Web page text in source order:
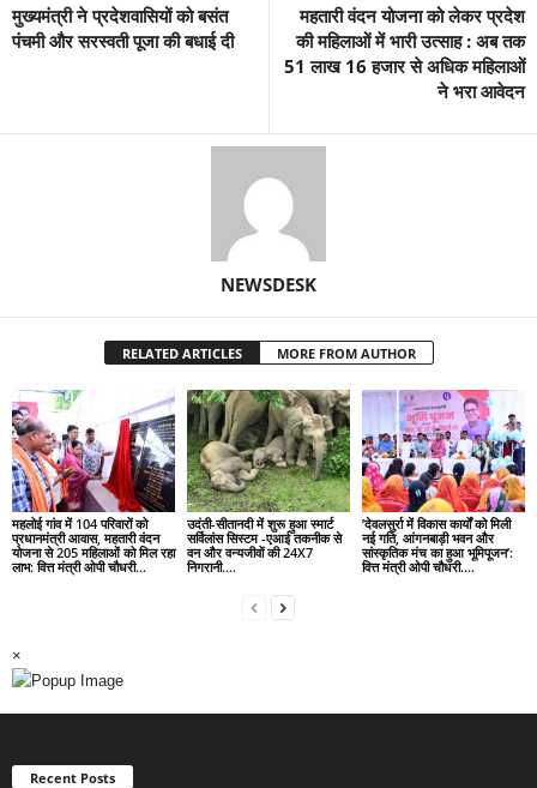
मुख्यमंत्री ने प्रदेशवासियों को बसंत
पंचमी और सरस्वती पूजा की बधाई दी
महतारी वंदन योजना को लेकर प्रदेश
की महिलाओं में भारी उत्साह : अब तक
51 लाख 16 हजार से अधिक महिलाओं
ने भरा आवेदन
NEWSDESK
RELATED ARTICLES MORE FROM AUTHOR
महलोई गांव में 104 परिवारों को
प्रधानमंत्री आवास, महतारी वंदन
योजना से 205 महिलाओं को मिल रहा
लाभ: वित्त मंत्री ओपी चौधरी…
उदंती-सीतानदी में शुरू हुआ स्मार्ट
सर्विलांस सिस्टम -एआई तकनीक से
वन और वन्यजीवों की 24X7
निगरानी….
’देवलसुर्रा में विकास कार्यों को मिली
नई गति, आंगनबाड़ी भवन और
सांस्कृतिक मंच का हुआ भूमिपूजन’:
वित्त मंत्री ओपी चौधरी….
×
Recent Posts